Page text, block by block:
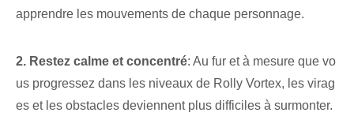
apprendre les mouvements de chaque personnage.
2. Restez⁤ calme et⁢ concentré: Au fur et à mesure que vo
us progressez dans les niveaux de Rolly Vortex, les virag
es et les obstacles deviennent plus difficiles à surmonter.